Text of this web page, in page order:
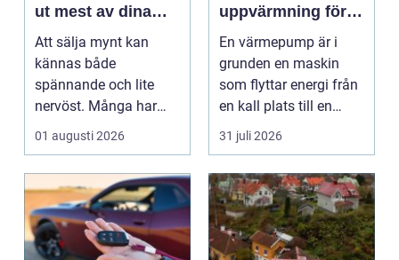
ut mest av dina
samlingar
Att sälja mynt kan
kännas både
spännande och lite
nervöst. Många har
ärvt mynt, hittat gamla
burkar ...
01 augusti 2026
uppvärmning för
värmländskt klimat
En värmepump är i
grunden en maskin
som flyttar energi från
en kall plats till en
varm. Den använder...
31 juli 2026